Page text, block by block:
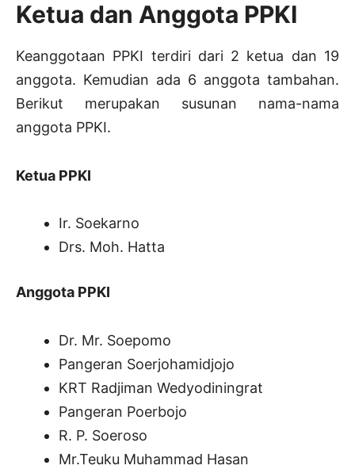
Ketua dan Anggota PPKI
Keanggotaan PPKI terdiri dari 2 ketua dan 19
anggota. Kemudian ada 6 anggota tambahan.
Berikut merupakan susunan nama-nama
anggota PPKI.
Ketua PPKI
Ir. Soekarno
Drs. Moh. Hatta
Anggota PPKI
Dr. Mr. Soepomo
Pangeran Soerjohamidjojo
KRT Radjiman Wedyodiningrat
Pangeran Poerbojo
R. P. Soeroso
Mr.Teuku Muhammad Hasan